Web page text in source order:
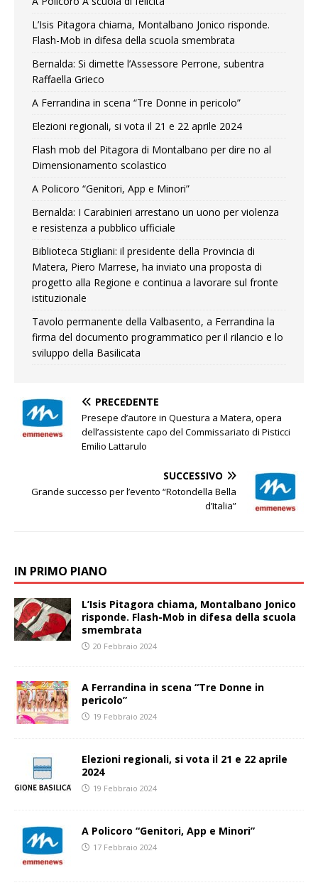
L’Isis Pitagora chiama, Montalbano Jonico risponde.
Flash-Mob in difesa della scuola smembrata
Bernalda: Si dimette l’Assessore Perrone, subentra
Raffaella Grieco
A Ferrandina in scena “Tre Donne in pericolo”
Elezioni regionali, si vota il 21 e 22 aprile 2024
Flash mob del Pitagora di Montalbano per dire no al
Dimensionamento scolastico
A Policoro “Genitori, App e Minori”
Bernalda: I Carabinieri arrestano un uono per violenza
e resistenza a pubblico ufficiale
Biblioteca Stigliani: il presidente della Provincia di
Matera, Piero Marrese, ha inviato una proposta di
progetto alla Regione e continua a lavorare sul fronte
istituzionale
Tavolo permanente della Valbasento, a Ferrandina la
firma del documento programmatico per il rilancio e lo
sviluppo della Basilicata
PRECEDENTE
Presepe d’autore in Questura a Matera, opera
dell’assistente capo del Commissariato di Pisticci
Emilio Lattarulo
SUCCESSIVO
Grande successo per l’evento “Rotondella Bella
d’Italia”
IN PRIMO PIANO
L’Isis Pitagora chiama, Montalbano Jonico
risponde. Flash-Mob in difesa della scuola
smembrata
20 Febbraio 2024
A Ferrandina in scena “Tre Donne in
pericolo”
19 Febbraio 2024
Elezioni regionali, si vota il 21 e 22 aprile
2024
19 Febbraio 2024
A Policoro “Genitori, App e Minori”
17 Febbraio 2024